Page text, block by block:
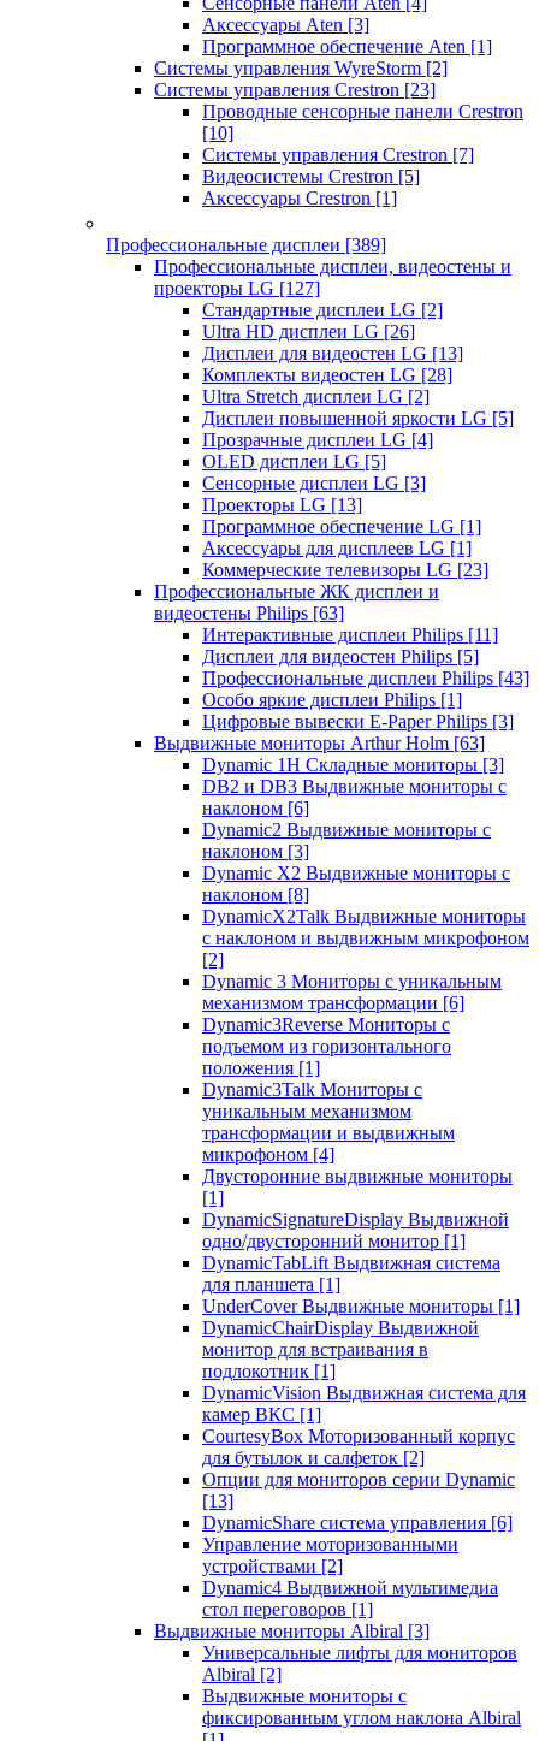
Аксессуары Aten [3]
Программное обеспечение Aten [1]
Системы управления WyreStorm [2]
Системы управления Crestron [23]
Проводные сенсорные панели Crestron
[10]
Системы управления Crestron [7]
Видеосистемы Crestron [5]
Аксессуары Crestron [1]
Профессиональные дисплеи [389]
Профессиональные дисплеи, видеостены и
проекторы LG [127]
Стандартные дисплеи LG [2]
Ultra HD дисплеи LG [26]
Дисплеи для видеостен LG [13]
Комплекты видеостен LG [28]
Ultra Stretch дисплеи LG [2]
Дисплеи повышенной яркости LG [5]
Прозрачные дисплеи LG [4]
OLED дисплеи LG [5]
Сенсорные дисплеи LG [3]
Проекторы LG [13]
Программное обеспечение LG [1]
Аксессуары для дисплеев LG [1]
Коммерческие телевизоры LG [23]
Профессиональные ЖК дисплеи и
видеостены Philips [63]
Интерактивные дисплеи Philips [11]
Дисплеи для видеостен Philips [5]
Профессиональные дисплеи Philips [43]
Особо яркие дисплеи Philips [1]
Цифровые вывески E-Paper Philips [3]
Выдвижные мониторы Arthur Holm [63]
Dynamic 1Н Складные мониторы [3]
DB2 и DB3 Выдвижные мониторы с
наклоном [6]
Dynamic2 Выдвижные мониторы с
наклоном [3]
Dynamic X2 Выдвижные мониторы с
наклоном [8]
DynamicX2Talk Выдвижные мониторы
с наклоном и выдвижным микрофоном
[2]
Dynamic 3 Мониторы с уникальным
механизмом трансформации [6]
Dynamic3Reverse Мониторы с
подъемом из горизонтального
положения [1]
Dynamic3Talk Мониторы с
уникальным механизмом
трансформации и выдвижным
микрофоном [4]
Двусторонние выдвижные мониторы
[1]
DynamicSignatureDisplay Выдвижной
одно/двусторонний монитор [1]
DynamicTabLift Выдвижная система
для планшета [1]
UnderCover Выдвижные мониторы [1]
DynamicChairDisplay Выдвижной
монитор для встраивания в
подлокотник [1]
DynamicVision Выдвижная система для
камер ВКС [1]
CourtesyBox Моторизованный корпус
для бутылок и салфеток [2]
Опции для мониторов серии Dynamic
[13]
DynamicShare система управления [6]
Управление моторизованными
устройствами [2]
Dynamic4 Выдвижной мультимедиа
стол переговоров [1]
Выдвижные мониторы Albiral [3]
Универсальные лифты для мониторов
Albiral [2]
Выдвижные мониторы с
фиксированным углом наклона Albiral